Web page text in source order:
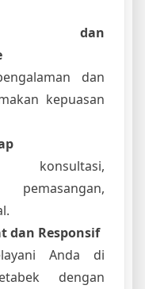
dan
dan
kepuasan
dan Responsif
Anda di
dengan